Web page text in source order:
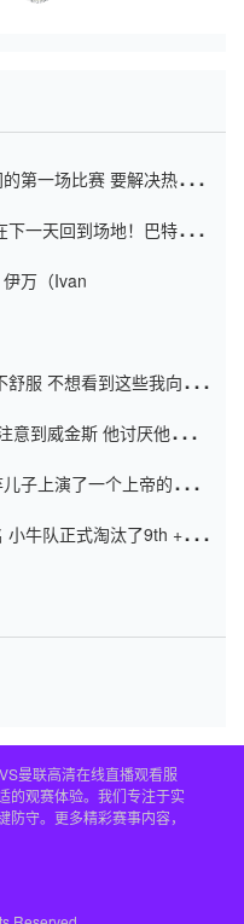
第一场比赛 要解决热情的
一天回到场地！巴特勒迈
万（Ivan
舒服 不想看到这些我向他
意到威金斯 他讨厌他的老
子上演了一个上帝的剧
小牛队正式淘汰了9th + 76
曼联高清在线直播观看服
的观赛体验。我们专注于实
守。更多精彩赛事内容，